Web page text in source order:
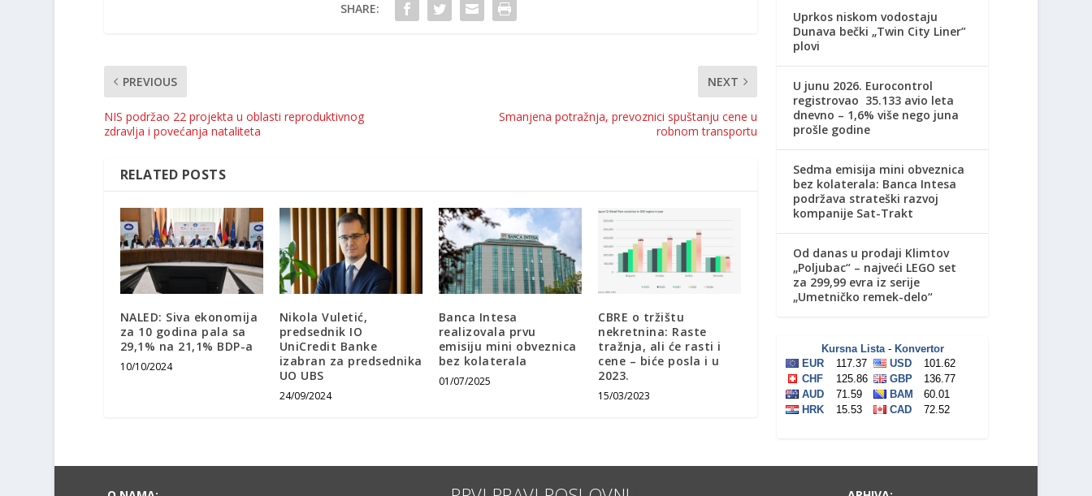
SHARE:
PREVIOUS
NIS podržao 22 projekta u oblasti reproduktivnog
zdravlјa i povećanja nataliteta
NEXT
Smanjena potražnja, prevoznici spuštanju cene u
robnom transportu
RELATED POSTS
NALED: Siva ekonomija
za 10 godina pala sa
29,1% na 21,1% BDP-a
10/10/2024
Nikola Vuletić,
predsednik IO
UniCredit Banke
izabran za predsednika
UO UBS
24/09/2024
Banca Intesa
realizovala prvu
emisiju mini obveznica
bez kolaterala
01/07/2025
CBRE o tržištu
nekretnina: Raste
tražnja, ali će rasti i
cene – biće posla i u
2023.
15/03/2023
Uprkos niskom vodostaju
Dunava bečki „Twin City Liner”
plovi
U junu 2026. Eurocontrol
registrovao 35.133 avio leta
dnevno – 1,6% više nego juna
prošle godine
Sedma emisija mini obveznica
bez kolaterala: Banca Intesa
podržava strateški razvoj
kompanije Sat-Trakt
Od danas u prodaji Klimtov
„Poljubac“ – najveći LEGO set
za 299,99 evra iz serije
„Umetničko remek-delo“